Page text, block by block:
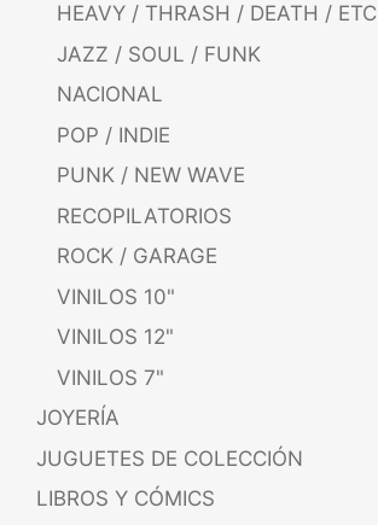
HEAVY / THRASH / DEATH / ETC
JAZZ / SOUL / FUNK
NACIONAL
POP / INDIE
PUNK / NEW WAVE
RECOPILATORIOS
ROCK / GARAGE
VINILOS 10"
VINILOS 12"
VINILOS 7"
JOYERÍA
JUGUETES DE COLECCIÓN
LIBROS Y CÓMICS